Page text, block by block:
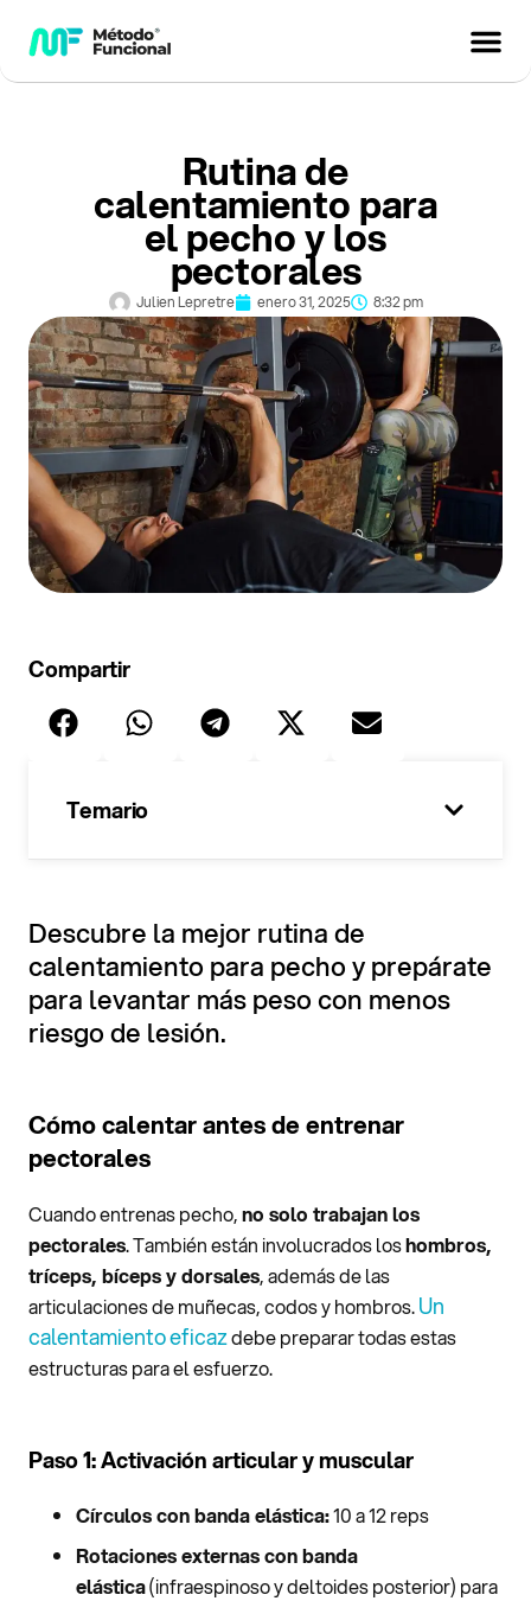
Rutina de
calentamiento para
el pecho y los
pectorales
Julien Lepretre enero 31, 2025 8:32 pm
Descubre la mejor rutina de
calentamiento para pecho y prepárate
para levantar más peso con menos
riesgo de lesión.
Cómo calentar antes de entrenar
pectorales
Cuando entrenas pecho,no solo trabajan los
pectorales. También están involucrados loshombros,
tríceps, bíceps y dorsales, además de las
articulaciones de muñecas, codos y hombros.Un
calentamiento eficazdebe preparar todas estas
estructuras para el esfuerzo.
Paso 1: Activación articular y muscular
Círculos con banda elástica:10 a 12 reps
Rotaciones externas con banda
elástica(infraespinoso y deltoides posterior) para
100%
Temario
Compartir